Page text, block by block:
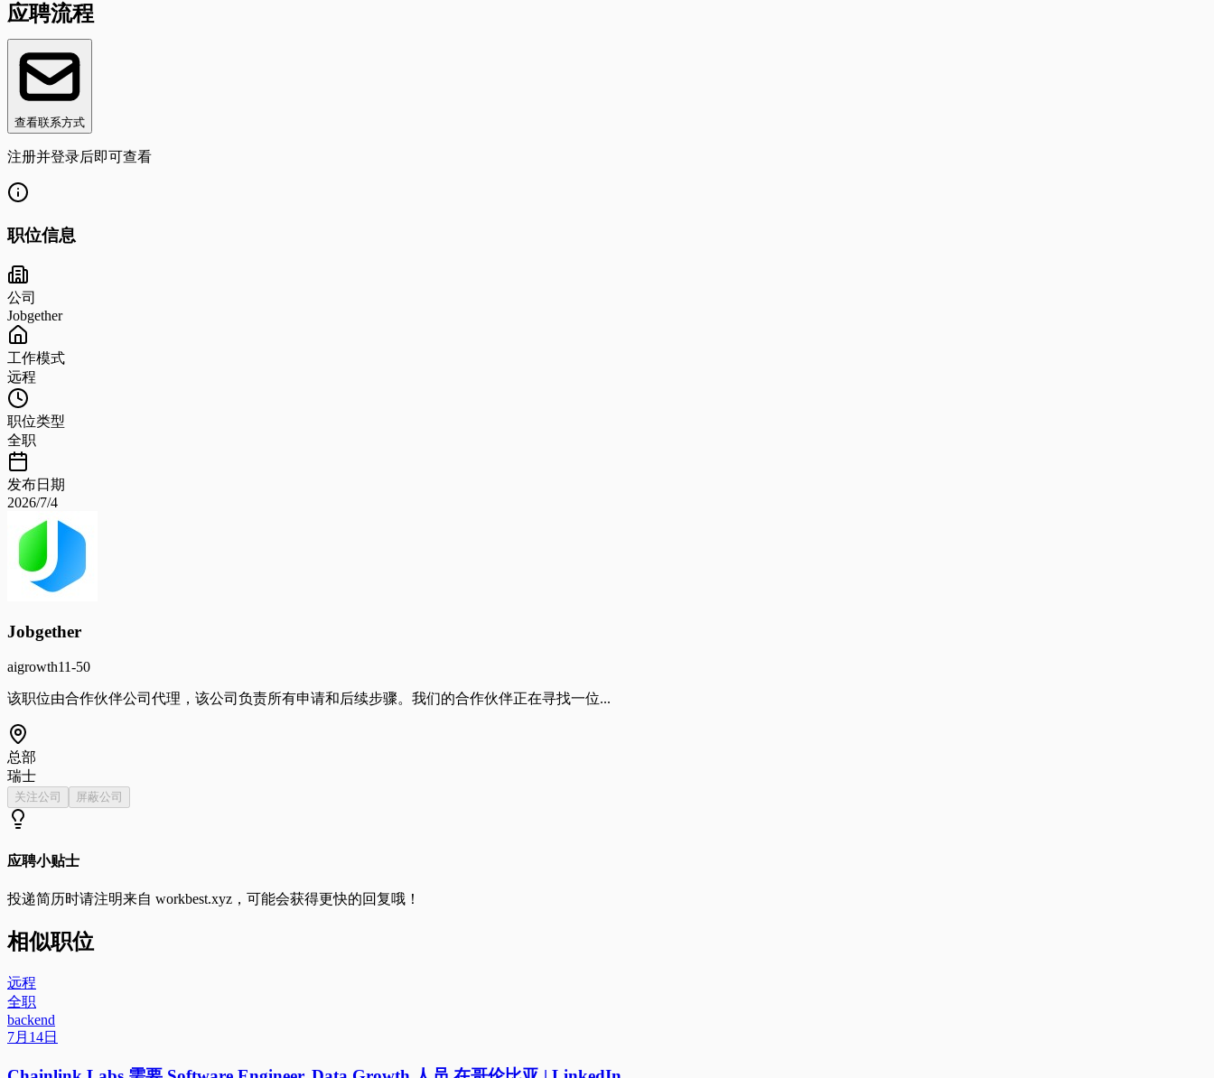
应聘流程
查看联系方式
注册并登录后即可查看
职位信息
公司
Jobgether
工作模式
远程
职位类型
全职
发布日期
2026/7/4
Jobgether
aigrowth11-50
该职位由合作伙伴公司代理，该公司负责所有申请和后续步骤。我们的合作伙伴正在寻找一位...
总部
瑞士
关注公司 屏蔽公司
应聘小贴士
投递简历时请注明来自 workbest.xyz ，可能会获得更快的回复哦！
相似职位
远程
全职
backend
7月14日